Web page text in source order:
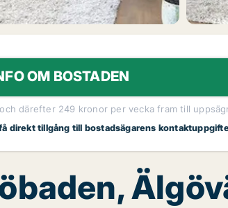
OM BOSTADEN
därefter 249 kronor per vecka fram till
direkt tillgång till bostadsägarens